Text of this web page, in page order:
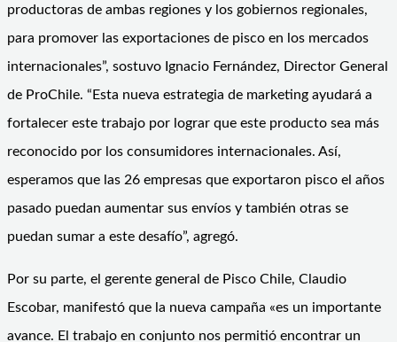
productoras de ambas regiones y los gobiernos regionales,
para promover las exportaciones de pisco en los mercados
internacionales”, sostuvo Ignacio Fernández, Director General
de ProChile. “Esta nueva estrategia de marketing ayudará a
fortalecer este trabajo por lograr que este producto sea más
reconocido por los consumidores internacionales. Así,
esperamos que las 26 empresas que exportaron pisco el años
pasado puedan aumentar sus envíos y también otras se
puedan sumar a este desafío”, agregó.
Por su parte, el gerente general de Pisco Chile, Claudio
Escobar, manifestó que la nueva campaña «es un importante
avance. El trabajo en conjunto nos permitió encontrar un